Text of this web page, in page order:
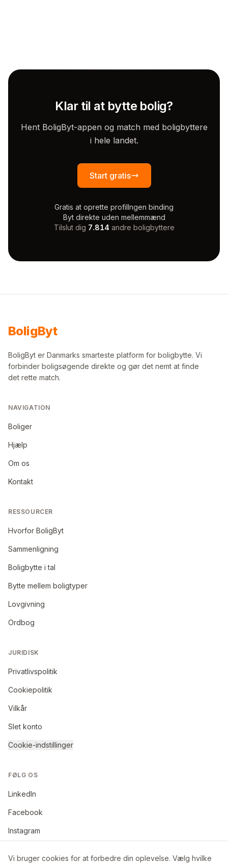
Klar til at bytte bolig?
Hent BoligByt-appen og match med boligbyttere
i hele landet.
Start gratis
Gratis at oprette profilIngen binding
Byt direkte uden mellemmænd
Tilslut dig 7.814 andre boligbyttere
BoligByt
BoligByt er Danmarks smarteste platform for boligbytte. Vi
forbinder boligsøgende direkte og gør det nemt at finde
det rette match.
NAVIGATION
Boliger
Hjælp
Om os
Kontakt
RESSOURCER
Hvorfor BoligByt
Sammenligning
Boligbytte i tal
Bytte mellem boligtyper
Lovgivning
Ordbog
JURIDISK
Privatlivspolitik
Cookiepolitik
Vilkår
Slet konto
Cookie-indstillinger
FØLG OS
LinkedIn
Facebook
Instagram
Vi bruger cookies for at forbedre din oplevelse. Vælg hvilke